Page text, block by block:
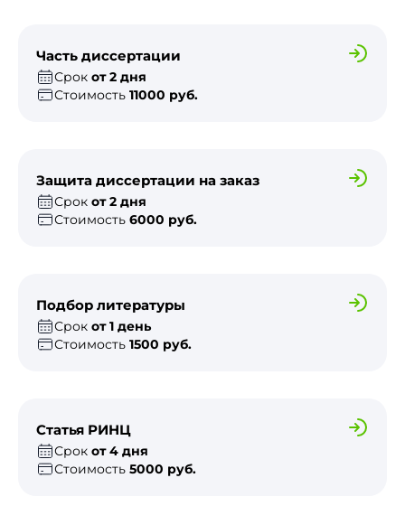
Часть диссертации
Срок от 2 дня
Стоимость 11000 руб.
Защита диссертации на заказ
Срок от 2 дня
Стоимость 6000 руб.
Подбор литературы
Срок от 1 день
Стоимость 1500 руб.
Статья РИНЦ
Срок от 4 дня
Стоимость 5000 руб.